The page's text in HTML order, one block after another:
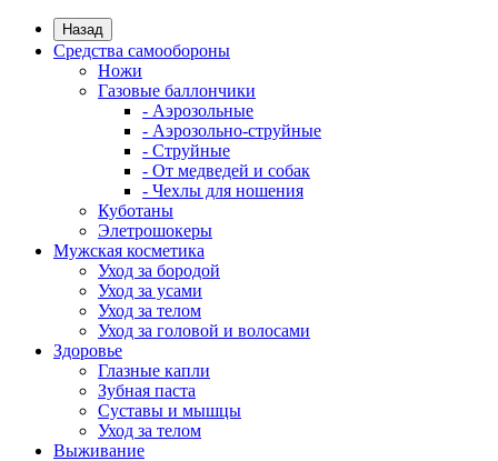
Назад
Средства самообороны
Ножи
Газовые баллончики
- Аэрозольные
- Аэрозольно-струйные
- Струйные
- От медведей и собак
- Чехлы для ношения
Куботаны
Элетрошокеры
Мужская косметика
Уход за бородой
Уход за усами
Уход за телом
Уход за головой и волосами
Здоровье
Глазные капли
Зубная паста
Суставы и мышцы
Уход за телом
Выживание